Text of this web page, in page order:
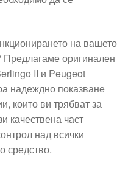
на вашето
оригинален
II и Peugeot
надеждно показване
които ви трябват за
качествена част
над всички
средство.